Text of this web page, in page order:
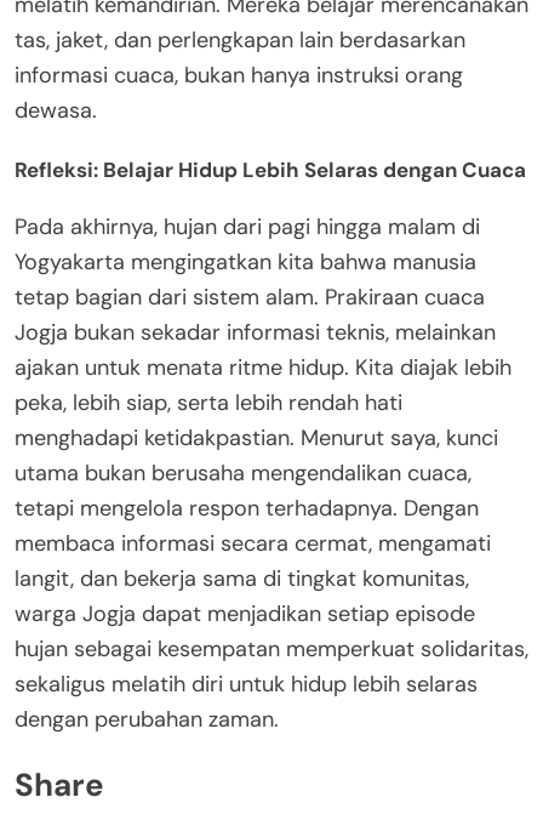
tas, jaket, dan perlengkapan lain berdasarkan
informasi cuaca, bukan hanya instruksi orang
dewasa.
Refleksi: Belajar Hidup Lebih Selaras dengan Cuaca
Pada akhirnya, hujan dari pagi hingga malam di
Yogyakarta mengingatkan kita bahwa manusia
tetap bagian dari sistem alam. Prakiraan cuaca
Jogja bukan sekadar informasi teknis, melainkan
ajakan untuk menata ritme hidup. Kita diajak lebih
peka, lebih siap, serta lebih rendah hati
menghadapi ketidakpastian. Menurut saya, kunci
utama bukan berusaha mengendalikan cuaca,
tetapi mengelola respon terhadapnya. Dengan
membaca informasi secara cermat, mengamati
langit, dan bekerja sama di tingkat komunitas,
warga Jogja dapat menjadikan setiap episode
hujan sebagai kesempatan memperkuat solidaritas,
sekaligus melatih diri untuk hidup lebih selaras
dengan perubahan zaman.
Share